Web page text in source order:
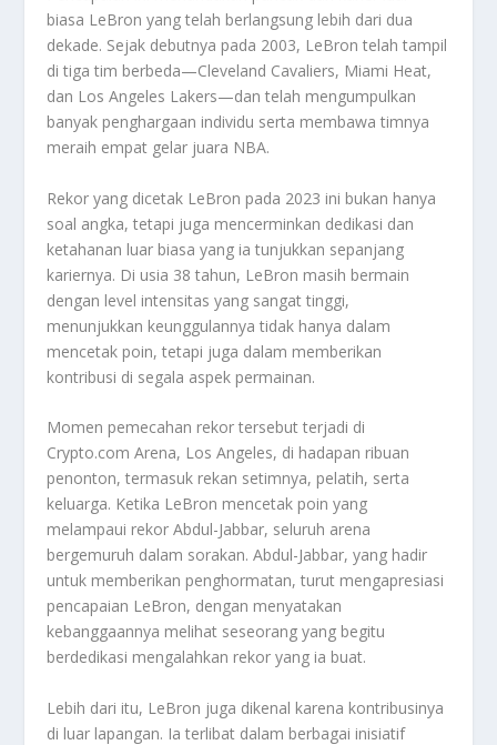
biasa LeBron yang telah berlangsung lebih dari dua
dekade. Sejak debutnya pada 2003, LeBron telah tampil
di tiga tim berbeda—Cleveland Cavaliers, Miami Heat,
dan Los Angeles Lakers—dan telah mengumpulkan
banyak penghargaan individu serta membawa timnya
meraih empat gelar juara NBA.
Rekor yang dicetak LeBron pada 2023 ini bukan hanya
soal angka, tetapi juga mencerminkan dedikasi dan
ketahanan luar biasa yang ia tunjukkan sepanjang
kariernya. Di usia 38 tahun, LeBron masih bermain
dengan level intensitas yang sangat tinggi,
menunjukkan keunggulannya tidak hanya dalam
mencetak poin, tetapi juga dalam memberikan
kontribusi di segala aspek permainan.
Momen pemecahan rekor tersebut terjadi di
Crypto.com Arena, Los Angeles, di hadapan ribuan
penonton, termasuk rekan setimnya, pelatih, serta
keluarga. Ketika LeBron mencetak poin yang
melampaui rekor Abdul-Jabbar, seluruh arena
bergemuruh dalam sorakan. Abdul-Jabbar, yang hadir
untuk memberikan penghormatan, turut mengapresiasi
pencapaian LeBron, dengan menyatakan
kebanggaannya melihat seseorang yang begitu
berdedikasi mengalahkan rekor yang ia buat.
Lebih dari itu, LeBron juga dikenal karena kontribusinya
di luar lapangan. Ia terlibat dalam berbagai inisiatif